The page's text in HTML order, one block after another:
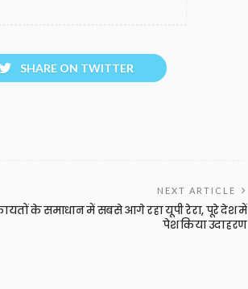
SHARE ON TWITTER
NEXT ARTICLE
के समाधान में सबसे आगे रहा यूपी रेरा, पूरे देश में
पेश किया उदाहरण